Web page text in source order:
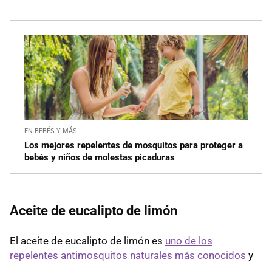
EN BEBÉS Y MÁS
Los mejores repelentes de mosquitos para proteger a
bebés y niños de molestas picaduras
Aceite de eucalipto de limón
El aceite de eucalipto de limón es uno de los
repelentes antimosquitos naturales más conocidos y